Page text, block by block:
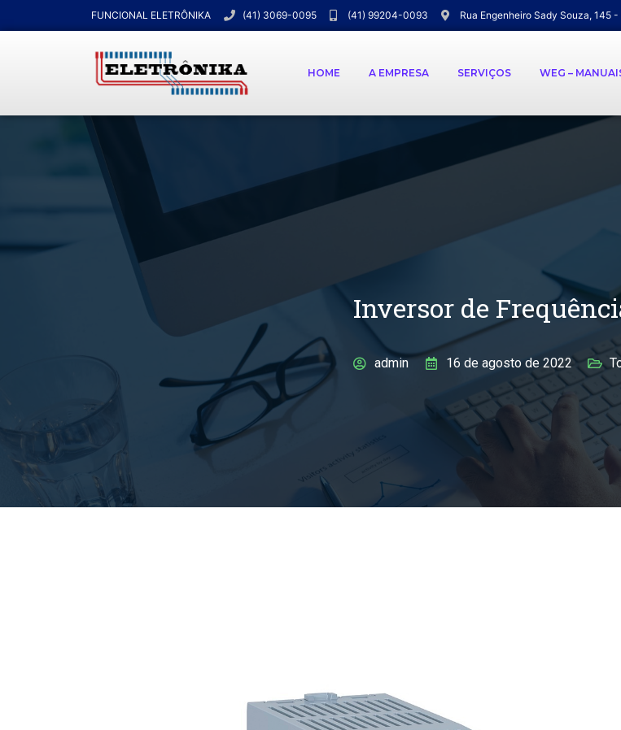
FUNCIONAL ELETRÔNIKA (41) 3069-0095 (41) 99204-0093 Rua Engenheiro Sady Souza, 145
HOME A EMPRESA SERVIÇOS WEG –
Inversor de
admin 16 de agosto de 2022